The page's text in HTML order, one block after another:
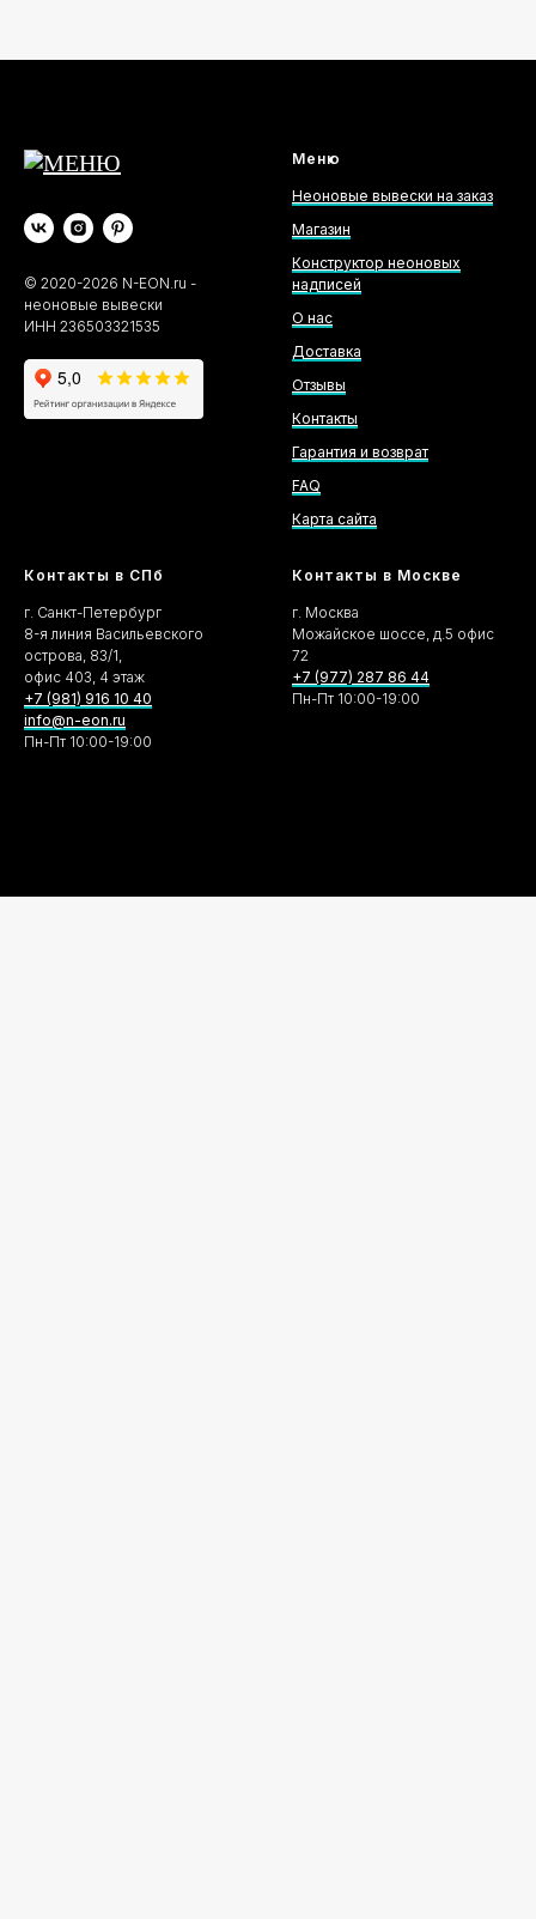
© 2020-2026 N-EON.ru -
неоновые вывески
ИНН 236503321535
Меню
Неоновые вывески на заказ
Магазин
Конструктор неоновых
надписей
О нас
Доставка
Отзывы
Контакты
Гарантия и возврат
FAQ
Карта сайта
Контакты в СПб
г. Санкт-Петербург
8-я линия Васильевского
острова, 83/1,
офис 403, 4 этаж
+7 (981) 916 10 40
info@n-eon.ru
Пн-Пт 10:00-19:00
Контакты в Москве
г. Москва
Можайское шоссе, д.5 офис
72
+7 (977) 287 86 44
Пн-Пт 10:00-19:00